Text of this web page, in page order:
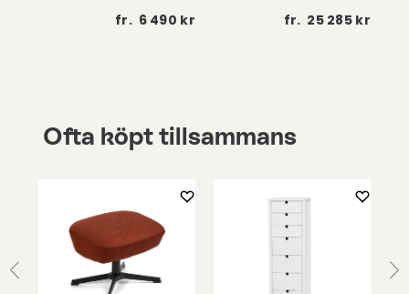
fr. 6 490 kr fr. 25 285 kr
Ofta köpt tillsammans